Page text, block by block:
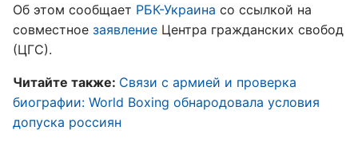
Об этом сообщает РБК-Украина со ссылкой на
совместное заявление Центра гражданских свобод
(ЦГС).
Читайте также: Связи с армией и проверка
биографии: World Boxing обнародовала условия
допуска россиян